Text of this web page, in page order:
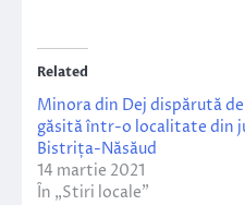
Related
Minora din Dej dispărută
găsită într-o localitate din
Bistrița-Năsăud
14 martie 2021
În „Stiri locale”